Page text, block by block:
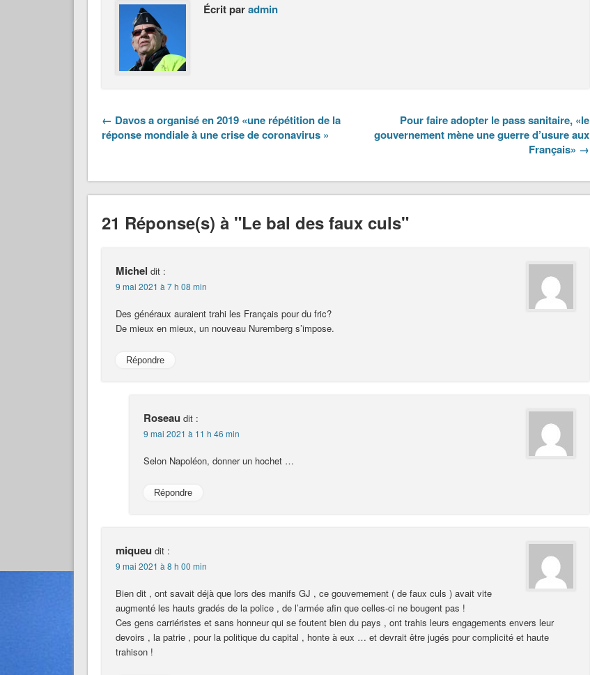
Écrit paradmin
← Davos a organisé en 2019 «une répétition de la
réponse mondiale à une crise de coronavirus »
Pour faire adopter le pass sanitaire, «le
gouvernement mène une guerre d’usure aux
Français» →
21 Réponse(s) à "Le bal des faux culs"
Michel dit :
9 mai 2021 à 7 h 08 min
Des généraux auraient trahi les Français pour du fric?
De mieux en mieux, un nouveau Nuremberg s’impose.
Répondre
Roseau dit :
9 mai 2021 à 11 h 46 min
Selon Napoléon, donner un hochet …
Répondre
miqueu dit :
9 mai 2021 à 8 h 00 min
Bien dit , ont savait déjà que lors des manifs GJ , ce gouvernement ( de faux culs ) avait vite
augmenté les hauts gradés de la police , de l’armée afin que celles-ci ne bougent pas !
Ces gens carriéristes et sans honneur qui se foutent bien du pays , ont trahis leurs engagements envers leur
devoirs , la patrie , pour la politique du capital , honte à eux … et devrait être jugés pour complicité et haute
trahison !